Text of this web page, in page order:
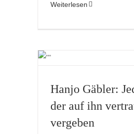
Weiterlesen
Hanjo Gäbler:
der auf ihn
vergeben